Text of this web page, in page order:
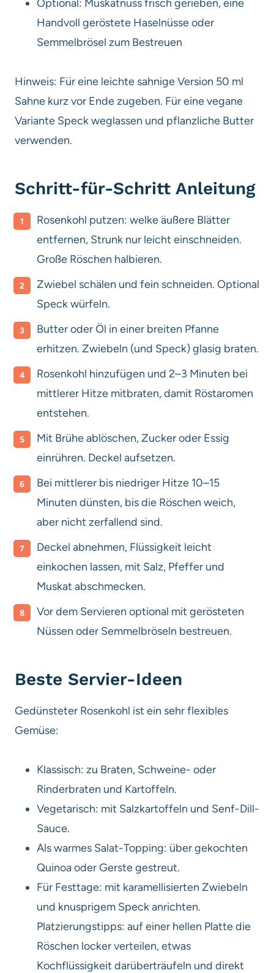
Optional: Muskatnuss frisch gerieben, eine
Handvoll geröstete Haselnüsse oder
Semmelbrösel zum Bestreuen
Hinweis: Für eine leichte sahnige Version 50 ml
Sahne kurz vor Ende zugeben. Für eine vegane
Variante Speck weglassen und pflanzliche Butter
verwenden.
Schritt-für-Schritt Anleitung
Rosenkohl putzen: welke äußere Blätter
entfernen, Strunk nur leicht einschneiden.
Große Röschen halbieren.
Zwiebel schälen und fein schneiden. Optional
Speck würfeln.
Butter oder Öl in einer breiten Pfanne
erhitzen. Zwiebeln (und Speck) glasig braten.
Rosenkohl hinzufügen und 2–3 Minuten bei
mittlerer Hitze mitbraten, damit Röstaromen
entstehen.
Mit Brühe ablöschen, Zucker oder Essig
einrühren. Deckel aufsetzen.
Bei mittlerer bis niedriger Hitze 10–15
Minuten dünsten, bis die Röschen weich,
aber nicht zerfallend sind.
Deckel abnehmen, Flüssigkeit leicht
einkochen lassen, mit Salz, Pfeffer und
Muskat abschmecken.
Vor dem Servieren optional mit gerösteten
Nüssen oder Semmelbröseln bestreuen.
Beste Servier-Ideen
Gedünsteter Rosenkohl ist ein sehr flexibles
Gemüse:
Klassisch: zu Braten, Schweine- oder
Rinderbraten und Kartoffeln.
Vegetarisch: mit Salzkartoffeln und Senf-Dill-
Sauce.
Als warmes Salat-Topping: über gekochten
Quinoa oder Gerste gestreut.
Für Festtage: mit karamellisierten Zwiebeln
und knusprigem Speck anrichten.
Platzierungstipps: auf einer hellen Platte die
Röschen locker verteilen, etwas
Kochflüssigkeit darüberträufeln und direkt